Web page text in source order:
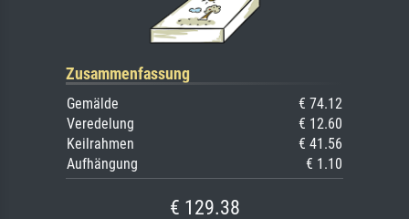
Zusammenfassung
Gemälde
€ 74.12
Veredelung
€ 12.60
Keilrahmen
€ 41.56
Aufhängung
€ 1.10
€ 129.38